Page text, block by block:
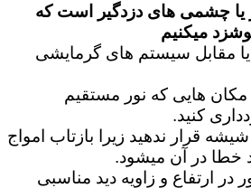
چشمی های دزدگیر است که
میکنیم
یا مقابل سیستم های گرمایشی
هایی که نور مستقیم
کنید.
قرار ندهید زیرا بازتاب امواج
خطا در آن میشود.
ارتفاع و زاویه دید مناسبی